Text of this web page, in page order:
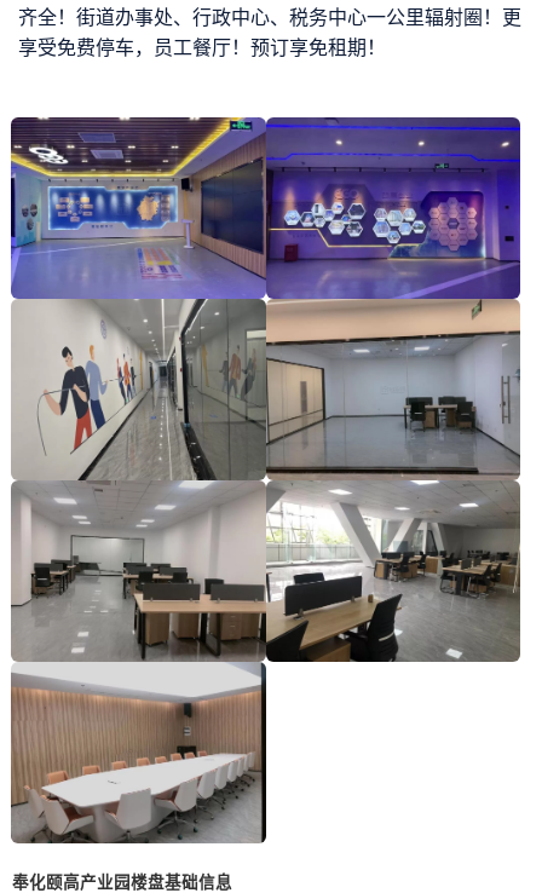
齐全！街道办事处、行政中心、税务中心一公里辐射圈！更
享受免费停车，员工餐厅！预订享免租期！
奉化颐高产业园楼盘基础信息